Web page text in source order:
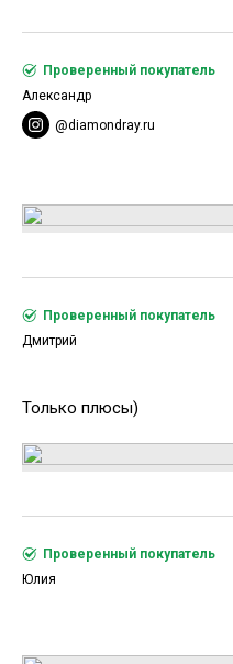
Проверенный покупатель
Александр
@diamondray.ru
Только плюсы)
Проверенный покупатель
Дмитрий
Проверенный покупатель
Юлия